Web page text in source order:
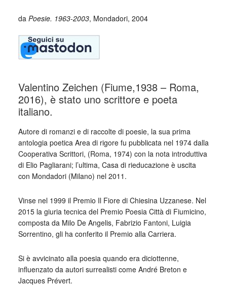
da Poesie. 1963-2003, Mondadori, 2004
Valentino Zeichen (Fiume,1938 – Roma,
2016), è stato uno scrittore e poeta
italiano.
Autore di romanzi e di raccolte di poesie, la sua prima
antologia poetica Area di rigore fu pubblicata nel 1974 dalla
Cooperativa Scrittori, (Roma, 1974) con la nota introduttiva
di Elio Pagliarani; l’ultima, Casa di rieducazione è uscita
con Mondadori (Milano) nel 2011.
Vinse nel 1999 il Premio Il Fiore di Chiesina Uzzanese. Nel
2015 la giuria tecnica del Premio Poesia Città di Fiumicino,
composta da Milo De Angelis, Fabrizio Fantoni, Luigia
Sorrentino, gli ha conferito il Premio alla Carriera.
Si è avvicinato alla poesia quando era diciottenne,
influenzato da autori surrealisti come André Breton e
Jacques Prévert.